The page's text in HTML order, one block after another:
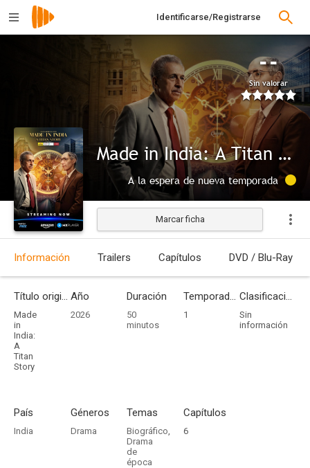
Identificarse/Registrarse
--
Sin valorar
Made in India: A Titan Story
A la espera de nueva temporada
Marcar ficha
Información Trailers Capítulos DVD / Blu-Ray
Título original
Made
in
India:
A
Titan
Story
Año
2026
Duración
50
minutos
Temporadas
1
Clasificación por edades
Sin
información
País
India
Géneros
Drama
Temas
Biográfico,
Drama
de
época
Capítulos
6